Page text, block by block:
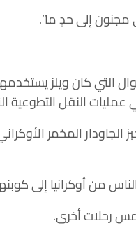
مجنون إلى حدٍ ما”.
التي كان ويلز
النقل التطوعية
من أوكرانيا إلى
رحلات أخرى.